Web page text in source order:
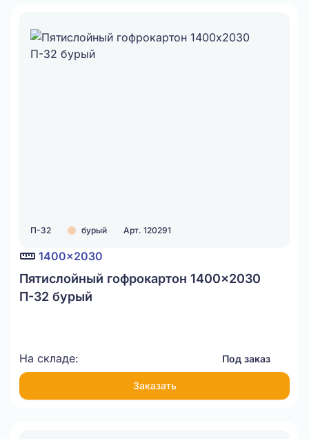
П-32 бурый Арт. 120291
1400x2030
Пятислойный гофрокартон 1400x2030
П-32 бурый
На складе: Под заказ
Заказать